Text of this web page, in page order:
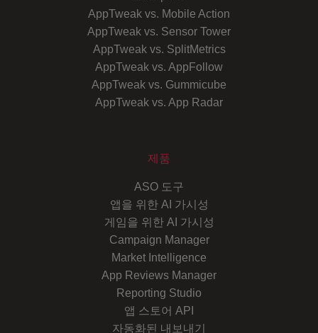
AppTweak vs. Mobile Action
AppTweak vs. Sensor Tower
AppTweak vs. SplitMetrics
AppTweak vs. AppFollow
AppTweak vs. Gummicube
AppTweak vs. App Radar
제품
ASO 도구
앱을 위한 AI 가시성
게임을 위한 AI 가시성
Campaign Manager
Market Intelligence
App Reviews Manager
Reporting Studio
앱 스토어 API
자동화된 내보내기